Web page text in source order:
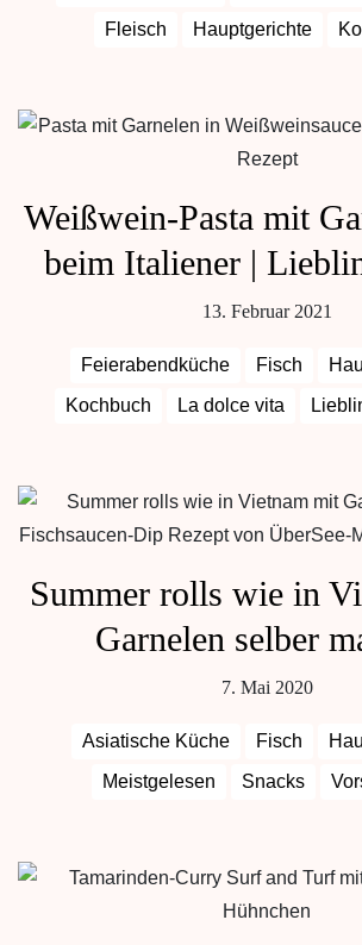
Fleisch
Hauptgerichte
Weißwein-Pasta mit
beim Italiener |
13. Februar 2021
Feierabendküche Fisch
Kochbuch
La dolce vita
Summer rolls wie in
Garnelen selber
7. Mai 2020
Asiatische Küche Fisch
Meistgelesen
Snacks